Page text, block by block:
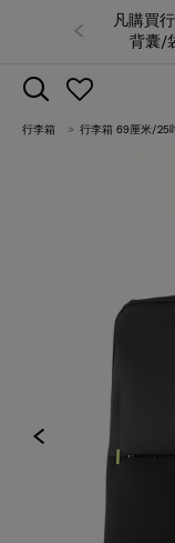
凡購買
背囊/
行李箱 行李箱 69厘米/25